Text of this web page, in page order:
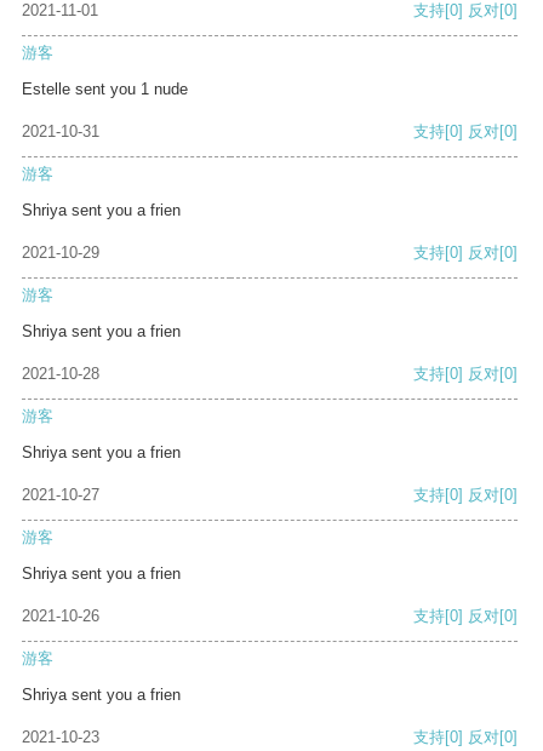
2021-11-01 支持[0] 反对[0]
游客
Estelle sent you 1 nude
2021-10-31 支持[0] 反对[0]
游客
Shriya sent you a frien
2021-10-29 支持[0] 反对[0]
游客
Shriya sent you a frien
2021-10-28 支持[0] 反对[0]
游客
Shriya sent you a frien
2021-10-27 支持[0] 反对[0]
游客
Shriya sent you a frien
2021-10-26 支持[0] 反对[0]
游客
Shriya sent you a frien
2021-10-23 支持[0] 反对[0]